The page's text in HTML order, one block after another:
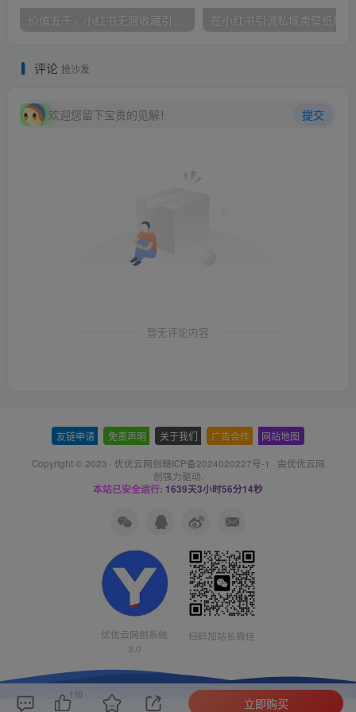
价值五千，小红书无限收藏引流创业粉，附采集协议【揭秘】
评论 抢沙发
欢迎您留下宝贵的见解！ 提交
暂无评论内容
友链申请 免责声明 关于我们 广告合作 网站地图
Copyright © 2023 · 优优云网创赣ICP备2024020227号-1 · 由优优云网
创强力驱动.
本站已安全运行: 1639天3小时56分15秒
优优云网创系统
3.0
扫码加站长微信
110
立即购买